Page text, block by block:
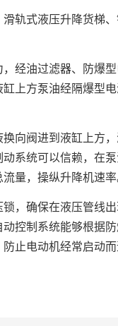
式液压升降货梯
油过滤器、防爆
上方泵油经隔爆型
阀进到液缸上方
系统可以信赖，在
量，操纵升降机速率
确保在液压管线
控制系统能够根据
止电动机经常启动